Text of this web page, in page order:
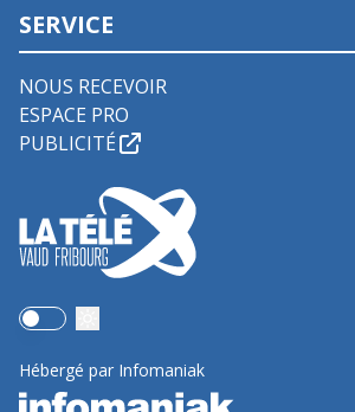
SERVICE
NOUS RECEVOIR
ESPACE PRO
PUBLICITÉ
Use setting
Hébergé par Infomaniak